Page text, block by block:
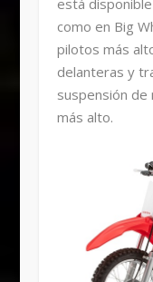
como en Big
pilotos más
delanteras y
suspensión
más alto.